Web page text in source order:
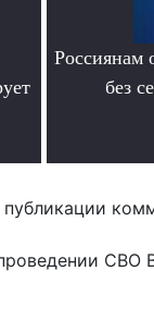
Россиянам
без
СВО